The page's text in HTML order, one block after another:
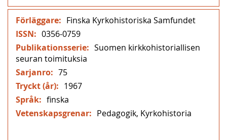
Mer
information
Finska Kyrkohistoriska Samfundet
0356-0759
Suomen kirkkohistoriallisen
seuran toimituksia
75
1967
finska
Pedagogik, Kyrkohistoria